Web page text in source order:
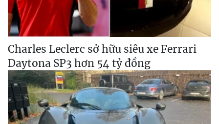
Charles Leclerc sở hữu siêu xe Ferrari
Daytona SP3 hơn 54 tỷ đồng